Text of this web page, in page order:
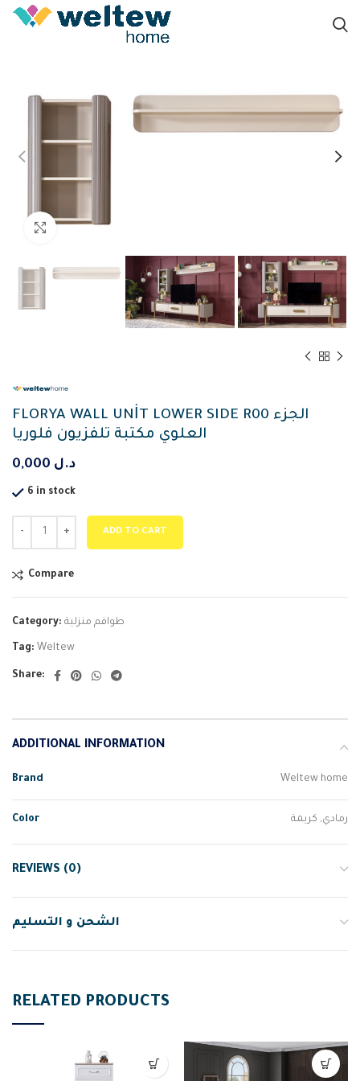
Click to enlarge
FLORYA WALL UNİT LOWER SIDE R00 الجزء
العلوي مكتبة تلفزيون فلوريا
د.ل
6 in stock
ADD TO CART
Compare
Category: طواقم منزلية
Tag: Weltew
Share:
ADDITIONAL INFORMATION
Brand Weltew home
Color رمادي, كريمة
REVIEWS (0)
الشحن و التسليم
RELATED PRODUCTS